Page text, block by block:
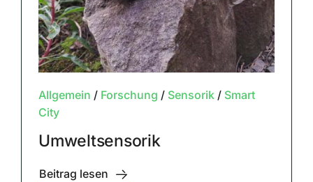
Allgemein / Forschung / Sensorik/ Smart
City
Umweltsensorik
Beitrag lesen